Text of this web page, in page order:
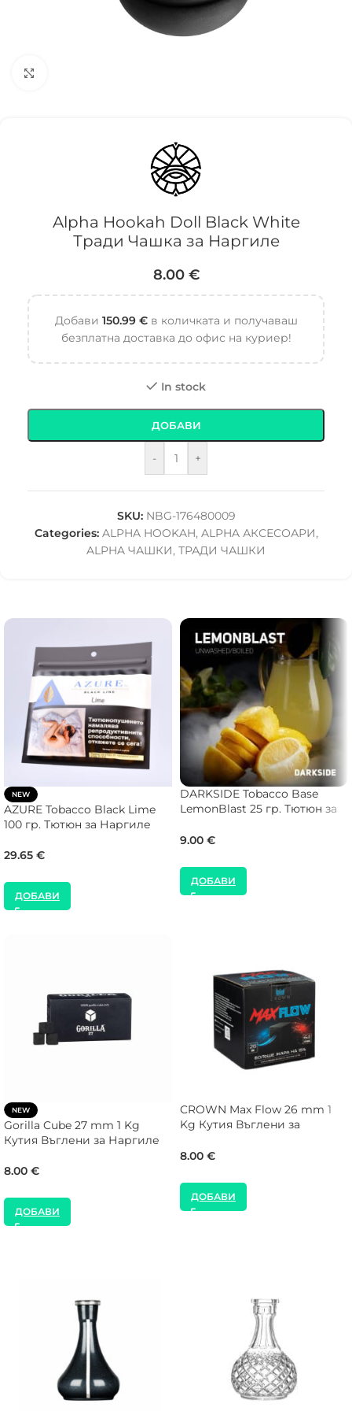
Alpha Hookah Doll Black White
Тради Чашка за Наргиле
8.00 €
Добави 150.99 €в количката и получаваш
безплатна доставка до офис на куриер!
In stock
- +
ДОБАВИ
SKU: NBG-176480009
Categories: ALPHA HOOKAH, ALPHA АКСЕСОАРИ,
ALPHA ЧАШКИ, ТРАДИ ЧАШКИ
NEW
AZURE Tobacco Black Lime
100 гр. Тютюн за Наргиле
29.65 €
ДОБАВИ
DARKSIDE Tobacco Base
LemonBlast 25 гр. Тютюн за
9.00 €
ДОБАВИ
NEW
Gorilla Cube 27 mm 1 Kg
Кутия Въглени за Наргиле
8.00 €
ДОБАВИ
CROWN Max Flow 26 mm 1
Kg Кутия Въглени за
8.00 €
ДОБАВИ